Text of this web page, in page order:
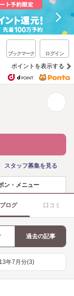
ブックマーク ログイン
ポイントを表示する
スタッフ募集を見る
ン・メニュー
ブログ 口コミ
過去の記事